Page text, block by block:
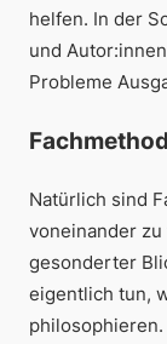
helfen. In der
und
Probleme
Natürlich sind
voneinander
gesonderter
eigentlich tun,